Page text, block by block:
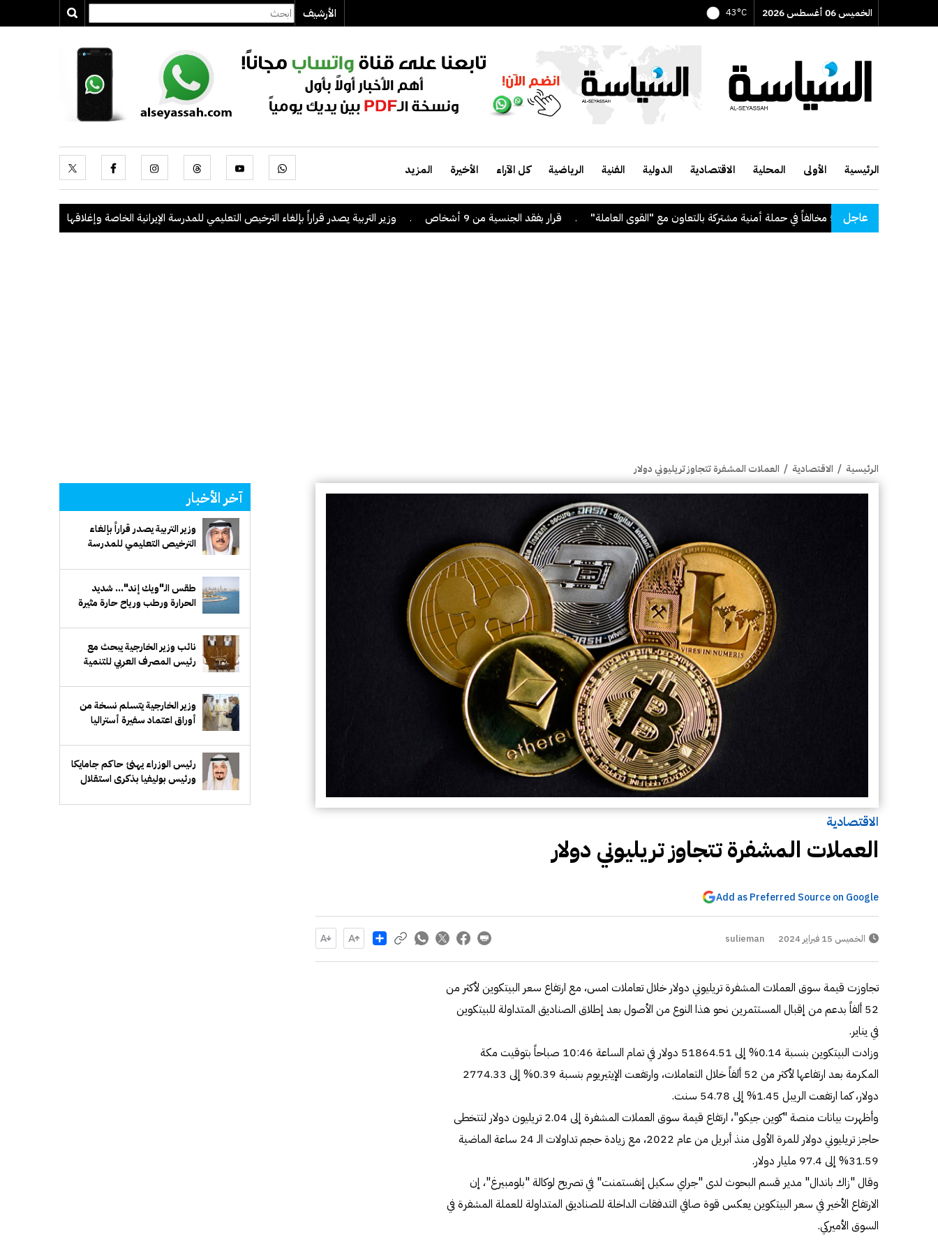
الخميس 06 أغسطس 2026 43°C الأرشيف
الرئيسية الأولى المحلية الاقتصادية الدولية الفنية الرياضية كل الآراء الأخيرة المزيد
عاجل . قرار بفقد الجنسية من 9 أشخاص . وزير التربية يصدر قراراً بإلغاء الترخيص التعليمي للمدرسة الإيرانية الخاصة وإغلاقها . "الداخلية": ضبط 56 مخالفاً في حملة أمنية مشتركة بالتعاون مع "القوى العاملة"
الرئيسية / الاقتصادية / العملات المشفرة تتجاوز تريليوني دولار
الاقتصادية
العملات المشفرة تتجاوز تريليوني دولار
Add as Preferred Source on Google
الخميس 15 فبراير 2024 sulieman
Share
تجاوزت قيمة سوق العملات المشفرة تريليوني دولار خلال تعاملات امس، مع ارتفاع سعر البيتكوين لأكثر من
52 ألفاً بدعم من إقبال المستثمرين نحو هذا النوع من الأصول بعد إطلاق الصناديق المتداولة للبيتكوين
في يناير.
وزادت البيتكوين بنسبة 0.14% إلى 51864.51 دولار في تمام الساعة 10:46 صباحاً بتوقيت مكة
المكرمة بعد ارتفاعها لأكثر من 52 ألفاً خلال التعاملات، وارتفعت الإيثيريوم بنسبة 0.39% إلى 2774.33
دولار، كما ارتفعت الريبل 1.45% إلى 54.78 سنت.
وأظهرت بيانات منصة "كوين جيكو"، ارتفاع قيمة سوق العملات المشفرة إلى 2.04 تريليون دولار لتتخطى
حاجز تريليوني دولار للمرة الأولى منذ أبريل من عام 2022، مع زيادة حجم تداولات الـ 24 ساعة الماضية
31.59% إلى 97.4 مليار دولار.
وقال "زاك باندال" مدير قسم البحوث لدى "جراي سكيل إنفستمنت" في تصريح لوكالة "بلومبيرغ"، إن
الارتفاع الأخير في سعر البيتكوين يعكس قوة صافي التدفقات الداخلة للصناديق المتداولة للعملة المشفرة في
السوق الأميركي.
آخر الأخبار
وزير التربية يصدر قراراً بإلغاء
الترخيص التعليمي للمدرسة
طقس الـ"ويك إند"... شديد
الحرارة ورطب ورياح حارة مثيرة
نائب وزير الخارجية يبحث مع
رئيس المصرف العربي للتنمية
التعاون المشترك
وزير الخارجية يتسلم نسخة من
أوراق اعتماد سفيرة أستراليا
رئيس الوزراء يهنئ حاكم جامايكا
ورئيس بوليفيا بذكرى استقلال